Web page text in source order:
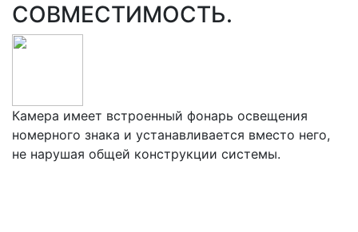
СОВМЕСТИМОСТЬ.
Камера имеет встроенный фонарь освещения
номерного знака и устанавливается вместо него,
не нарушая общей конструкции системы.